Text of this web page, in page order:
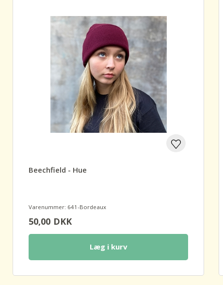
Beechfield - Hue
Varenummer: 641-Bordeaux
50,00DKK
Læg i kurv